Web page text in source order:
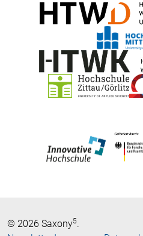
© 2026 Saxony5.